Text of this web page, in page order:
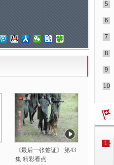
《最后一张签证》 第43
集 精彩看点
5
6
7
8
9
10
1